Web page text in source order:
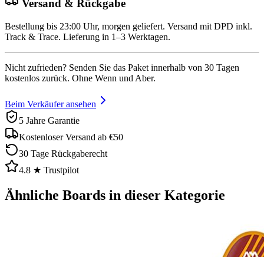
Versand & Rückgabe
Bestellung bis 23:00 Uhr, morgen geliefert. Versand mit DPD inkl.
Track & Trace. Lieferung in 1–3 Werktagen.
Nicht zufrieden? Senden Sie das Paket innerhalb von 30 Tagen
kostenlos zurück. Ohne Wenn und Aber.
Beim Verkäufer ansehen
5 Jahre Garantie
Kostenloser Versand ab €50
30 Tage Rückgaberecht
4.8 ★ Trustpilot
Ähnliche Boards in dieser Kategorie